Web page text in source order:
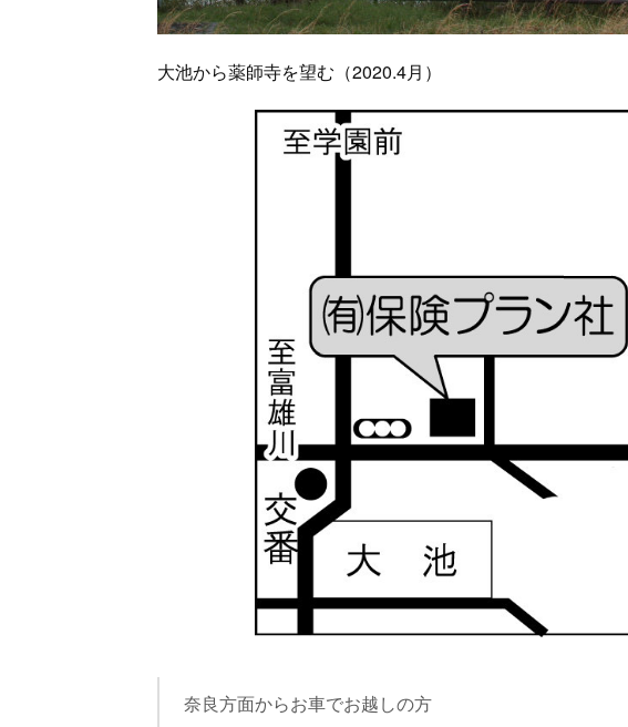
大池から薬師寺を望む（2020.4月）
奈良方面からお車でお越しの方